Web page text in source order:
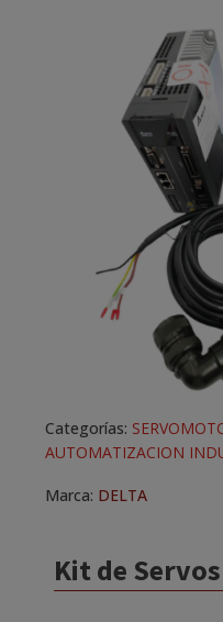
Kit de
Categorías:
AUTOMATIZACION
Marca: DELTA